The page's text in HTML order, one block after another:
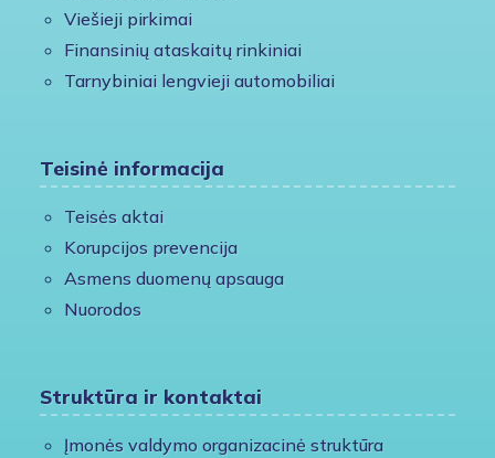
Viešieji pirkimai
Finansinių ataskaitų rinkiniai
Tarnybiniai lengvieji automobiliai
Teisinė informacija
Teisės aktai
Korupcijos prevencija
Asmens duomenų apsauga
Nuorodos
Struktūra ir kontaktai
Įmonės valdymo organizacinė struktūra